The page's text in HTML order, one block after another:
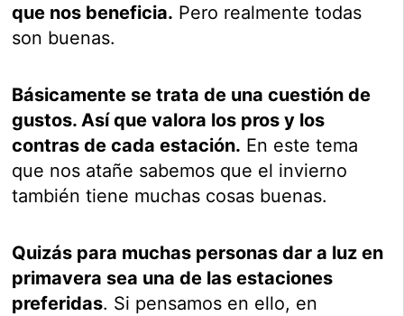
que nos beneficia. Pero realmente todas
son buenas.
Básicamente se trata de una cuestión de
gustos. Así que valora los pros y los
contras de cada estación. En este tema
que nos atañe sabemos que el invierno
también tiene muchas cosas buenas.
Quizás para muchas personas dar a luz en
primavera sea una de las estaciones
preferidas. Si pensamos en ello, en